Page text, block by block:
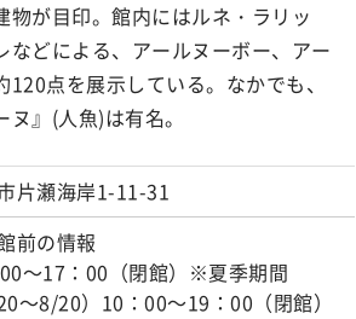
物が目印。館内にはルネ・ラリッ
などによる、アールヌーボー、アー
点を展示している。なかでも、
』(人魚)は有名。
片瀬海岸1-11-31
前の情報
～17：00（閉館）※夏季期間
～8/20）10：00～19：00（閉館）